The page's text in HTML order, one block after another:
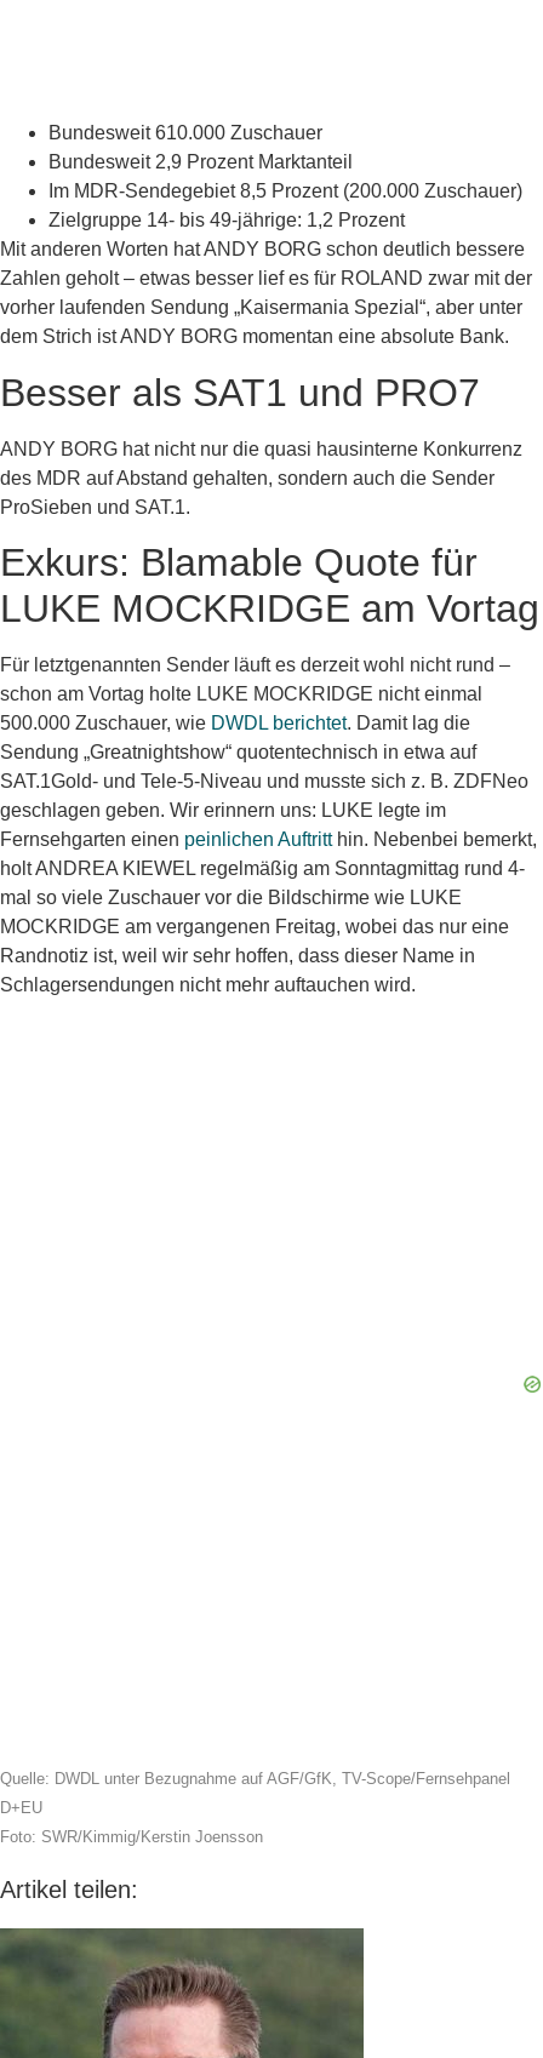
Bundesweit 610.000 Zuschauer
Bundesweit 2,9 Prozent Marktanteil
Im MDR-Sendegebiet 8,5 Prozent (200.000 Zuschauer)
Zielgruppe 14- bis 49-jährige: 1,2 Prozent
Mit anderen Worten hat ANDY BORG schon deutlich bessere
Zahlen geholt – etwas besser lief es für ROLAND zwar mit der
vorher laufenden Sendung „Kaisermania Spezial“, aber unter
dem Strich ist ANDY BORG momentan eine absolute Bank.
Besser als SAT1 und PRO7
ANDY BORG hat nicht nur die quasi hausinterne Konkurrenz
des MDR auf Abstand gehalten, sondern auch die Sender
ProSieben und SAT.1.
Exkurs: Blamable Quote für
LUKE MOCKRIDGE am Vortag
Für letztgenannten Sender läuft es derzeit wohl nicht rund –
schon am Vortag holte LUKE MOCKRIDGE nicht einmal
500.000 Zuschauer, wie DWDL berichtet. Damit lag die
Sendung „Greatnightshow“ quotentechnisch in etwa auf
SAT.1Gold- und Tele-5-Niveau und musste sich z. B. ZDFNeo
geschlagen geben. Wir erinnern uns: LUKE legte im
Fernsehgarten einen peinlichen Auftritthin. Nebenbei bemerkt,
holt ANDREA KIEWEL regelmäßig am Sonntagmittag rund 4-
mal so viele Zuschauer vor die Bildschirme wie LUKE
MOCKRIDGE am vergangenen Freitag, wobei das nur eine
Randnotiz ist, weil wir sehr hoffen, dass dieser Name in
Schlagersendungen nicht mehr auftauchen wird.
Quelle: DWDL unter Bezugnahme auf AGF/GfK, TV-Scope/Fernsehpanel
D+EU
Foto: SWR/Kimmig/Kerstin Joensson
Artikel teilen: